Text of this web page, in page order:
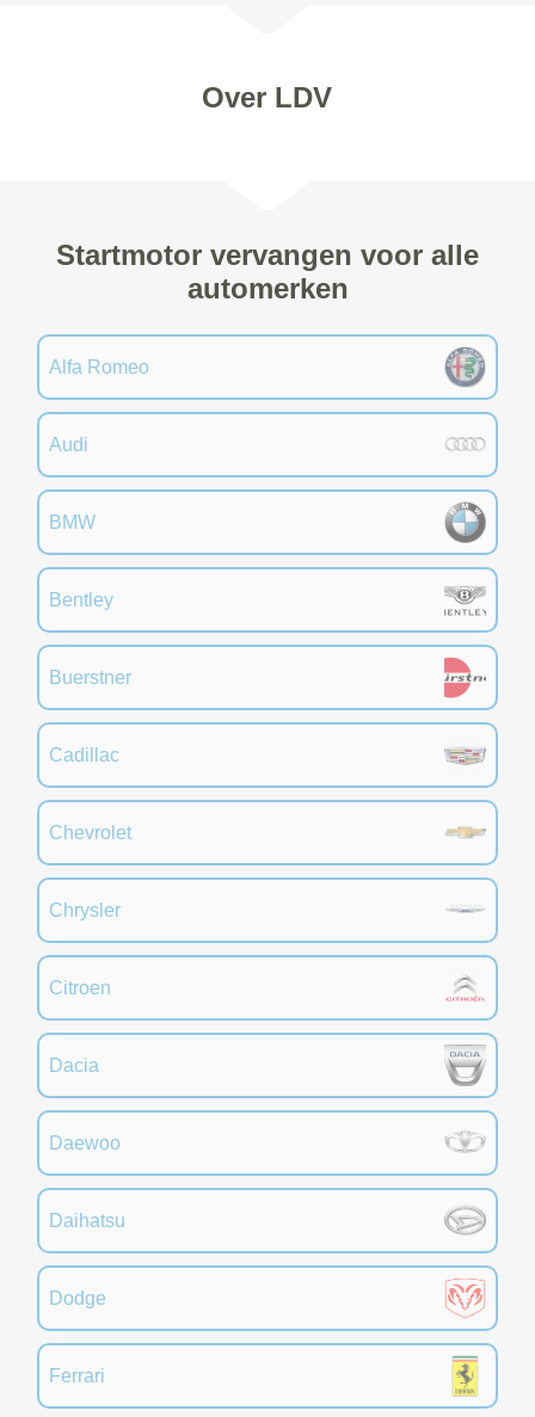
Over LDV
Startmotor vervangen voor alle
automerken
Alfa Romeo
Audi
BMW
Bentley
Buerstner
Cadillac
Chevrolet
Chrysler
Citroen
Dacia
Daewoo
Daihatsu
Dodge
Ferrari